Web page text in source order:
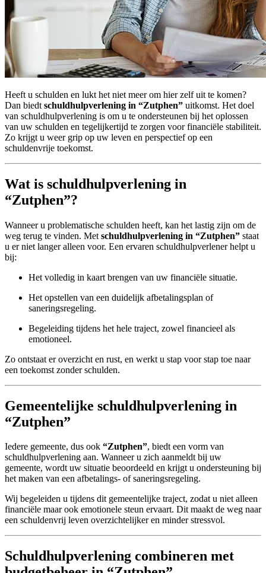
Heeft u schulden en lukt het niet meer om hier zelf uit te komen?
Dan biedt schuldhulpverlening in “Zutphen” uitkomst. Het doel
van schuldhulpverlening is om u te ondersteunen bij het oplossen
van uw schulden en tegelijkertijd te zorgen voor financiële stabiliteit.
Zo krijgt u weer grip op uw leven en perspectief op een
schuldenvrije toekomst.
Wat is schuldhulpverlening in
“Zutphen”?
Wanneer u problematische schulden heeft, kan het lastig zijn om de
weg terug te vinden. Met schuldhulpverlening in “Zutphen” staat
u er niet langer alleen voor. Een ervaren schuldhulpverlener helpt u
bij:
Het volledig in kaart brengen van uw financiële situatie.
Het opstellen van een duidelijk afbetalingsplan of
saneringsregeling.
Begeleiding tijdens het hele traject, zowel financieel als
emotioneel.
Zo ontstaat er overzicht en rust, en werkt u stap voor stap toe naar
een toekomst zonder schulden.
Gemeentelijke schuldhulpverlening in
“Zutphen”
Iedere gemeente, dus ook “Zutphen”, biedt een vorm van
schuldhulpverlening aan. Wanneer u zich aanmeldt bij uw
gemeente, wordt uw situatie beoordeeld en krijgt u ondersteuning bij
het maken van een afbetalings- of saneringsregeling.
Wij begeleiden u tijdens dit gemeentelijke traject, zodat u niet alleen
financiële maar ook emotionele steun ervaart. Dit maakt de weg naar
een schuldenvrij leven overzichtelijker en minder stressvol.
Schuldhulpverlening combineren met